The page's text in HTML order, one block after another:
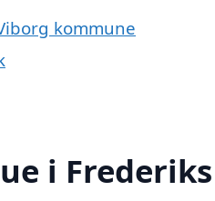
kommune
i Frederiks